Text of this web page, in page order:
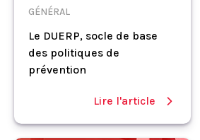
GÉNÉRAL
Le DUERP, socle de base
des politiques de
prévention
Lire l'article